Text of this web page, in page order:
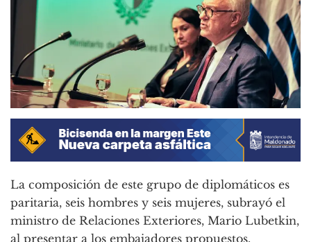
La composición de este grupo de diplomáticos es
paritaria, seis hombres y seis mujeres, subrayó el
ministro de Relaciones Exteriores, Mario Lubetkin,
al presentar a los embajadores propuestos.